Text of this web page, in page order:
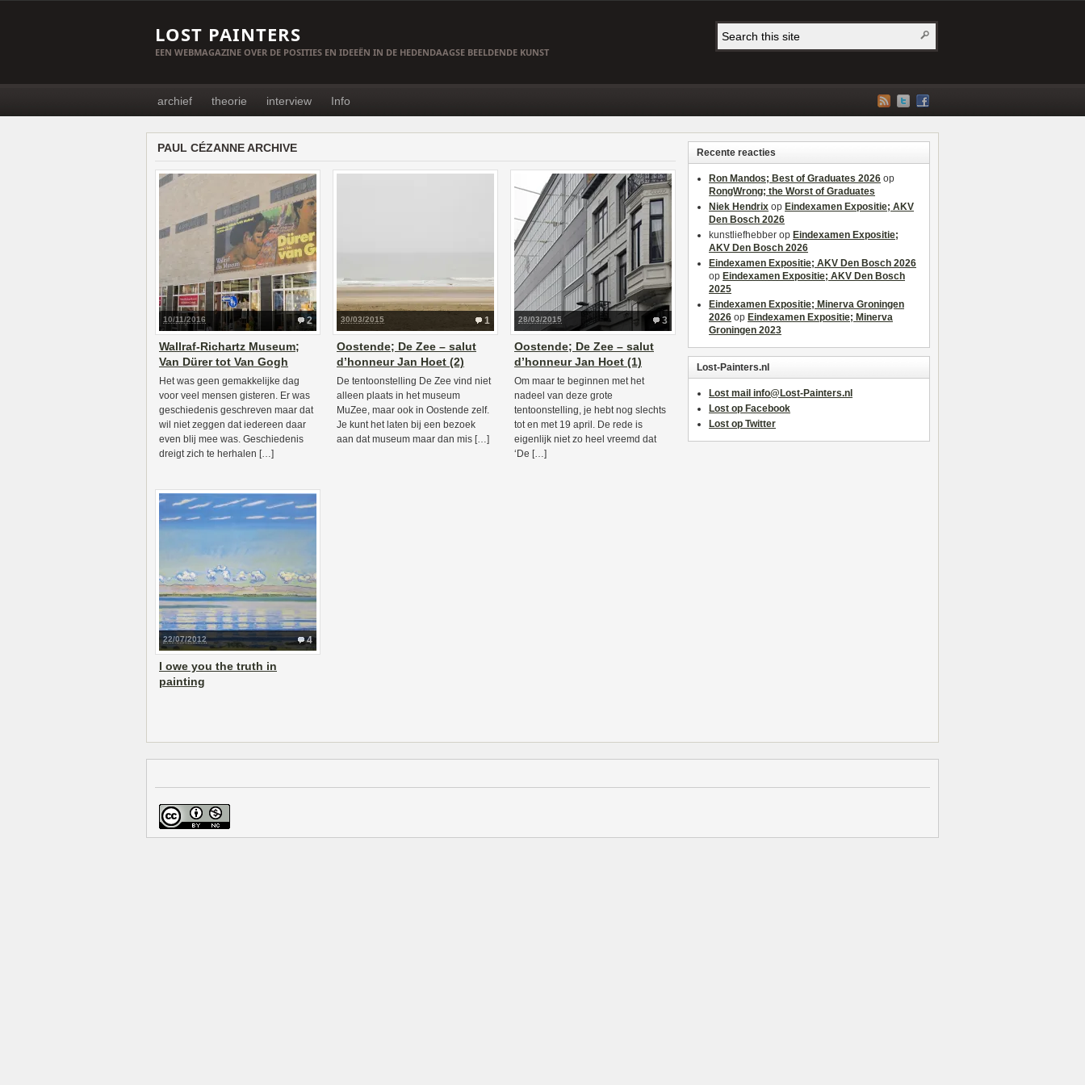
LOST PAINTERS
EEN WEBMAGAZINE OVER DE POSITIES EN IDEEËN IN DE HEDENDAAGSE BEELDENDE KUNST
archief theorie interview Info
PAUL CÉZANNE ARCHIVE
2
10/11/2016
Wallraf-Richartz Museum;
Van Dürer tot Van Gogh
Het was geen gemakkelijke dag
voor veel mensen gisteren. Er was
geschiedenis geschreven maar dat
wil niet zeggen dat iedereen daar
even blij mee was. Geschiedenis
dreigt zich te herhalen […]
1
30/03/2015
Oostende; De Zee – salut
d’honneur Jan Hoet (2)
De tentoonstelling De Zee vind niet
alleen plaats in het museum
MuZee, maar ook in Oostende zelf.
Je kunt het laten bij een bezoek
aan dat museum maar dan mis […]
3
28/03/2015
Oostende; De Zee – salut
d’honneur Jan Hoet (1)
Om maar te beginnen met het
nadeel van deze grote
tentoonstelling, je hebt nog slechts
tot en met 19 april. De rede is
eigenlijk niet zo heel vreemd dat
‘De […]
4
22/07/2012
I owe you the truth in
painting
Recente reacties
Ron Mandos; Best of Graduates 2026 op
RongWrong; the Worst of Graduates
Niek Hendrix op Eindexamen Expositie; AKV
Den Bosch 2026
kunstliefhebber op Eindexamen Expositie;
AKV Den Bosch 2026
Eindexamen Expositie; AKV Den Bosch 2026
op Eindexamen Expositie; AKV Den Bosch
2025
Eindexamen Expositie; Minerva Groningen
2026 op Eindexamen Expositie; Minerva
Groningen 2023
Lost-Painters.nl
Lost mail info@Lost-Painters.nl
Lost op Facebook
Lost op Twitter